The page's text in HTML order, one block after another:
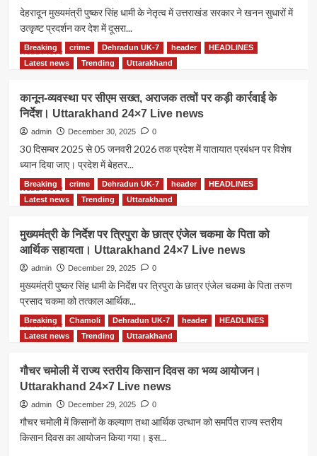
जोर।
Uttarakhand
24×7
Live
news
मुख्यमंत्री
धामी
ने
जताया
शोक,
समुचित
इलाज
के
Uttarakhand
24×7
Live
news
देहरादून मुख्यमंत्री पुष्कर सिंह धामी के नेतृत्व में उत्तराखंड सरकार ने खनन सुधारों में
उत्कृष्ट प्रदर्शन कर देश में दूसरा...
Read MoreRead
more
सुधारों
में
उत्तराखण्ड
का
प्रदर्शन
,देश
में
दूसरा
स्थान।
Uttarakhand
24×7
Live
news
Breaking crime Dehradun UK-7 header
HEADLINES
Latest news
Trending Uttarakhand
कानून-व्यवस्था पर सीएम सख्त, अराजक तत्वों पर कड़ी कार्रवाई के
निर्देश। Uttarakhand 24×7 Live news
admin December 30, 2025 0
30 दिसम्बर 2025 से 05 जनवरी 2026 तक प्रदेश में यातायात प्रबंधन पर विशेष
ध्यान दिया जाए। प्रदेश में बेहतर...
Read MoreRead
more
कानून-
व्यवस्था
पर
सीएम
सख्त,
अराजक
तत्वों
पर
कड़ी
निर्देश।
Uttarakhand
24×7
Live
news
Breaking crime Dehradun UK-7 header
HEADLINES
Latest news
Trending Uttarakhand
मुख्यमंत्री के निर्देश पर त्रिपुरा के छात्र एंजेल चकमा के पिता को
आर्थिक सहायता। Uttarakhand 24×7 Live news
admin December 29, 2025 0
मुख्यमंत्री पुष्कर सिंह धामी के निर्देश पर त्रिपुरा के छात्र एंजेल चकमा के पिता तरुण
प्रसाद चकमा को तत्काल आर्थिक...
Read MoreRead
more
मुख्यमंत्री
के
निर्देश
पर
त्रिपुरा
छात्र
Breaking Chamoli Dehradun UK-7 header
HEADLINES
Latest news
Trending Uttarakhand
गौचर चमोली में राज्य स्तरीय किसान दिवस का भव्य आयोजन।
Uttarakhand 24×7 Live news
admin December 29, 2025 0
गौचर चमोली में किसानों के कल्याण तथा आर्थिक उत्थान को समर्पित राज्य स्तरीय
किसान दिवस का आयोजन किया गया। इस...